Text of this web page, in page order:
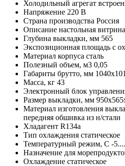
Холодильный агрегат
Напряжение 220 В
Страна производства Россия
Описание настольная
Глубина выкладки, мм 565
Экспозиционная площадь с
Материал корпуса сталь
Полезный объем, м3 0,05
Габариты брутто, мм
Масса, кг 43
Электронный блок
Размер выкладки, мм
Материал изготовления
передняя обшивка из н/стали
Хладагент R134a
Тип охлаждения статическое
Температурный режим, С -
Назначение для
Охлаждение статическое